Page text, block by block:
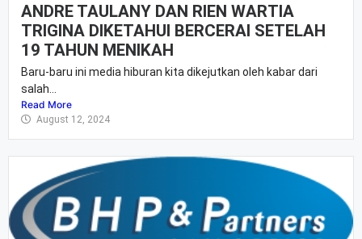
ANDRE TAULANY DAN RIEN WARTIA
TRIGINA DIKETAHUI BERCERAI SETELAH
19 TAHUN MENIKAH
Baru-baru ini media hiburan kita dikejutkan oleh kabar dari
salah...
Read More
August 12, 2024